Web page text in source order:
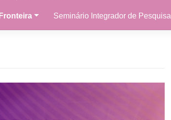
Seminário Integrador de Pesquisa